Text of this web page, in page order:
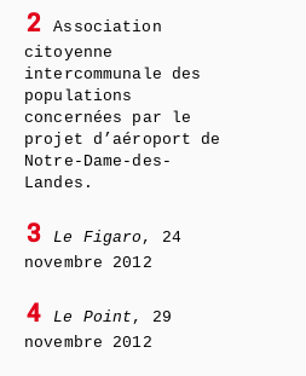
2
Association
citoyenne
intercommunale des
populations
concernées par le
projet d’aéroport de
Notre-Dame-des-
Landes.
3 Le Figaro , 24
novembre 2012
4 Le Point , 29
novembre 2012